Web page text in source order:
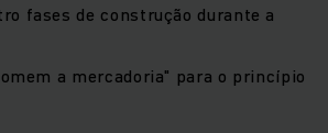
fases de construção durante a
a mercadoria" para o princípio